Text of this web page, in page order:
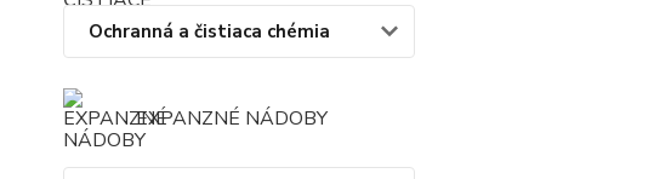
Ochranná a čistiaca chémia
EXPANZNÉ NÁDOBY